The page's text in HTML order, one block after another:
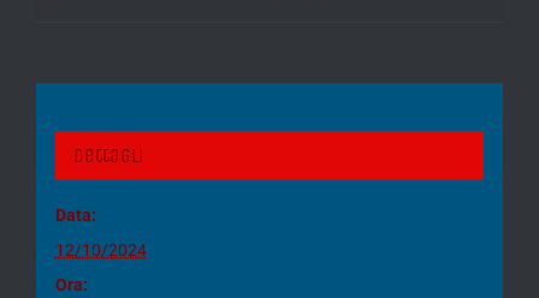
Dettagli
Data:
12/10/2024
Ora: